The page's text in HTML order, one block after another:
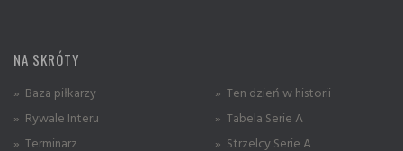
NA SKRÓTY
» Baza piłkarzy
» Rywale Interu
» Terminarz
» Ten dzień w historii
» Tabela Serie A
» Strzelcy Serie A